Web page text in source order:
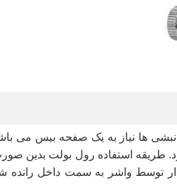
ها نیاز به یک صفحه بیس می
استفاده رول بولت بدین
توسط واشر به سمت داخل